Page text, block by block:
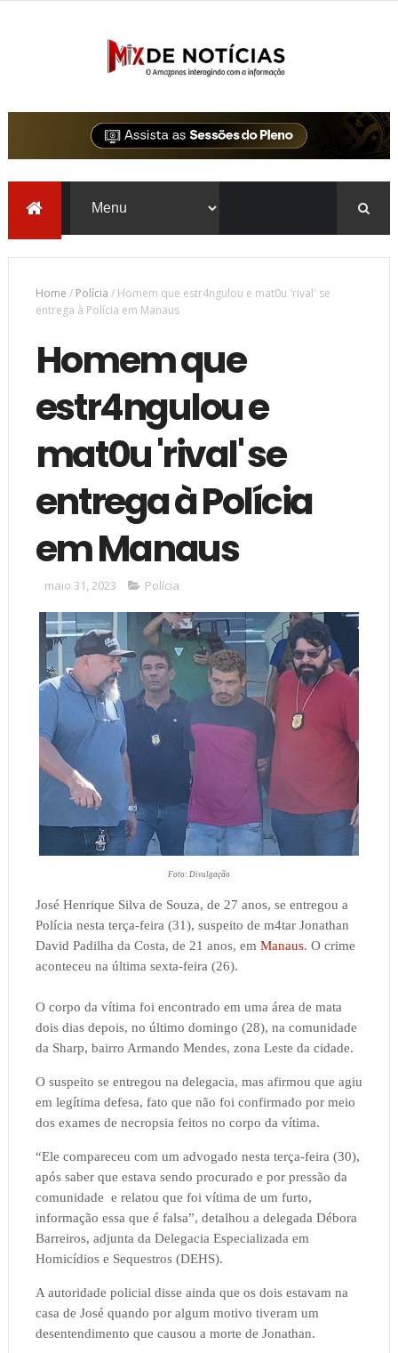
Home / Polícia / Homem que estr4ngulou e mat0u 'rival' se
entrega à Polícia em Manaus
Homem que
estr4ngulou e
mat0u 'rival' se
entrega à Polícia
em Manaus
maio 31, 2023 Polícia
Foto: Divulgação
José Henrique Silva de Souza, de 27 anos, se entregou a
Polícia nesta terça-feira (31), suspeito de m4tar Jonathan
David Padilha da Costa, de 21 anos, em Manaus. O crime
aconteceu na última sexta-feira (26).
O corpo da vítima foi encontrado em uma área de mata
dois dias depois, no último domingo (28), na comunidade
da Sharp, bairro Armando Mendes, zona Leste da cidade.
O suspeito se entregou na delegacia, mas afirmou que agiu
em legítima defesa, fato que não foi confirmado por meio
dos exames de necropsia feitos no corpo da vítima.
“Ele compareceu com um advogado nesta terça-feira (30),
após saber que estava sendo procurado e por pressão da
comunidade e relatou que foi vítima de um furto,
informação essa que é falsa”, detalhou a delegada Débora
Barreiros, adjunta da Delegacia Especializada em
Homicídios e Sequestros (DEHS).
A autoridade policial disse ainda que os dois estavam na
casa de José quando por algum motivo tiveram um
desentendimento que causou a morte de Jonathan.